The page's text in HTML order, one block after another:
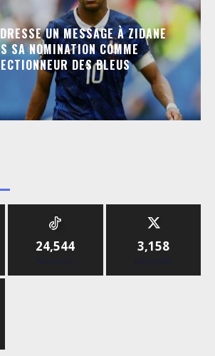
UN MESSAGE À ZIDANE
SA NOMINATION COMME
DES BLEUS
24,544
Abonnés
3,158
Abonnés